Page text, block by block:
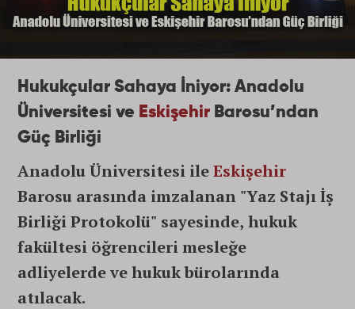
Hukukçular Sahaya İniyor: Anadolu
Üniversitesi ve Eskişehir Barosu’ndan
Güç Birliği
Anadolu Üniversitesi ileEskişehir
Barosu arasında imzalanan "Yaz Stajı İş
Birliği Protokolü" sayesinde, hukuk
fakültesi öğrencileri mesleğe
adliyelerde ve hukuk bürolarında
atılacak.